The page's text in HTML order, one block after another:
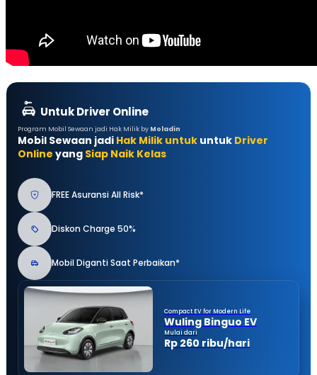
Untuk Driver Online
Program Mobil Sewaan jadi Hak Milik by Moladin
Mobil Sewaan jadi Hak Milik untuk untuk Driver
Online yang Siap Naik Kelas
FREE Asuransi All Risk*
Diskon Charge 50%
Mobil Diganti Saat Perbaikan*
Compact EV for Modern Life
Wuling Binguo EV
Mulai dari
Rp 260 ribu/hari